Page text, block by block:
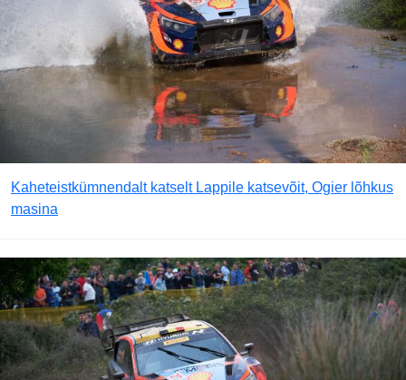
Kaheteistkümnendalt katselt Lappile katsevõit, Ogier lõhkus
masina